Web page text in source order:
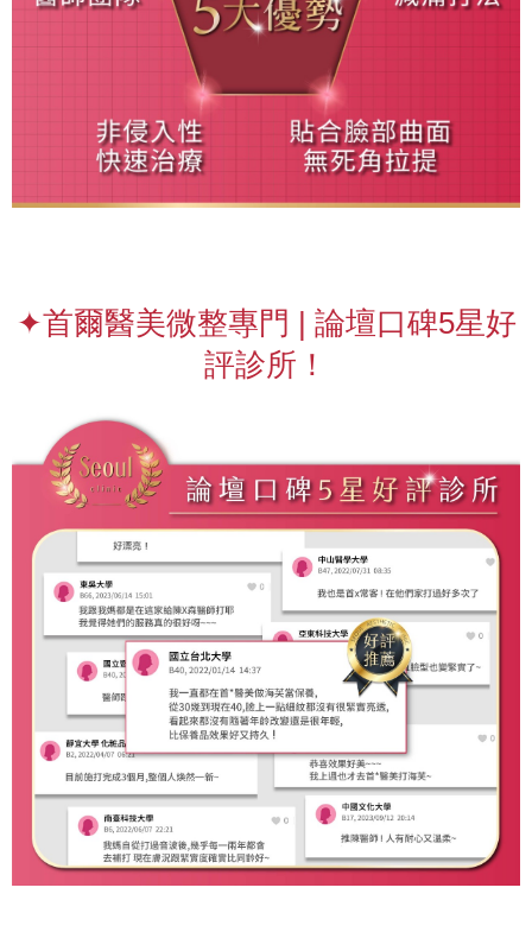
✦首爾醫美微整專門 | 論壇口碑5星好
評診所！